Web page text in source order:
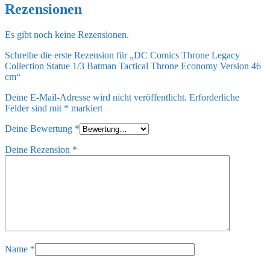
Rezensionen
Es gibt noch keine Rezensionen.
Schreibe die erste Rezension für „DC Comics Throne Legacy
Collection Statue 1/3 Batman Tactical Throne Economy Version 46
cm“
Deine E-Mail-Adresse wird nicht veröffentlicht. Erforderliche
Felder sind mit * markiert
Deine Bewertung *
Deine Rezension *
Name *